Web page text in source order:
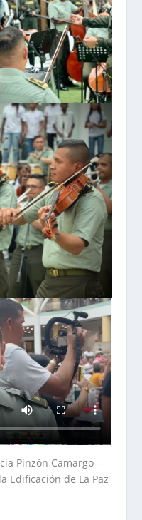
Pinzón Camargo –
Edificación de La Paz